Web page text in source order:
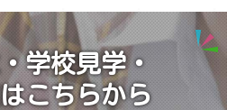
自習室編」✨
オープンスクール😊在校生の
な1日に🌷
間のお知らせ🍉
学校見学・
こちらから